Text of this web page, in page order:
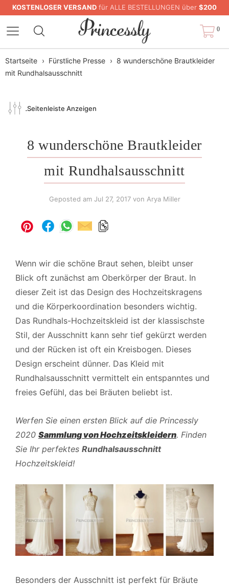
KOSTENLOSER VERSAND für ALLE BESTELLUNGEN über $200
0
Startseite › Fürstliche Presse › 8 wunderschöne Brautkleider
mit Rundhalsausschnitt
Seitenleiste Anzeigen
8 wunderschöne Brautkleider
mit Rundhalsausschnitt
Geposted am Jul 27, 2017von Arya Miller
Wenn wir die schöne Braut sehen, bleibt unser
Blick oft zunächst am Oberkörper der Braut. In
dieser Zeit ist das Design des Hochzeitskragens
und die Körperkoordination besonders wichtig.
Das Rundhals-Hochzeitskleid ist der klassischste
Stil, der Ausschnitt kann sehr tief gekürzt werden
und der Rücken ist oft ein Kreisbogen. Dieses
Design erscheint dünner. Das Kleid mit
Rundhalsausschnitt vermittelt ein entspanntes und
freies Gefühl, das bei Bräuten beliebt ist.
Werfen Sie einen ersten Blick auf die Princessly
2020 Sammlung von Hochzeitskleidern. Finden
Sie Ihr perfektes Rundhalsausschnitt
Hochzeitskleid!
Besonders der Ausschnitt ist perfekt für Bräute